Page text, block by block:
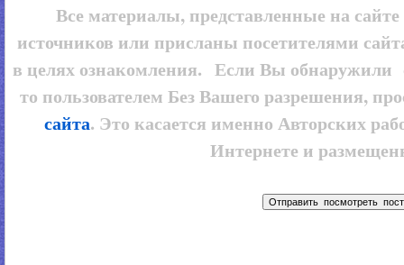
Все материалы, представленные на сайте
источников или присланы посетителями
в целях ознакомления. Если Вы
то пользователем Без Вашего разрешения,
сайта. Это касается именно Авторских
Интернете и